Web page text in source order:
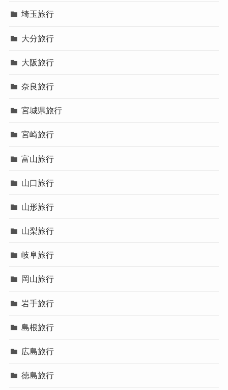
埼玉旅行
大分旅行
大阪旅行
奈良旅行
宮城県旅行
宮崎旅行
富山旅行
山口旅行
山形旅行
山梨旅行
岐阜旅行
岡山旅行
岩手旅行
島根旅行
広島旅行
徳島旅行